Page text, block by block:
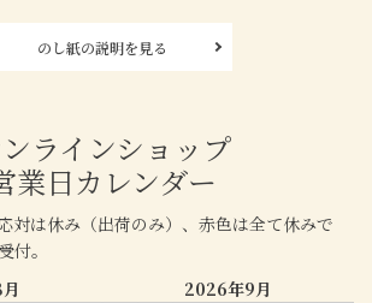
のし紙の説明を見る
ラインショップ
業日カレンダー
対は休み（出荷のみ）、赤色は全て休みで
付。
2026年9月